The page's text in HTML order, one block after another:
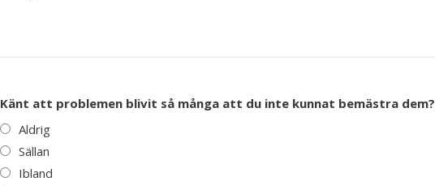
Känt att problemen blivit så många att du inte kunnat bemästra dem?
Aldrig
Sällan
Ibland